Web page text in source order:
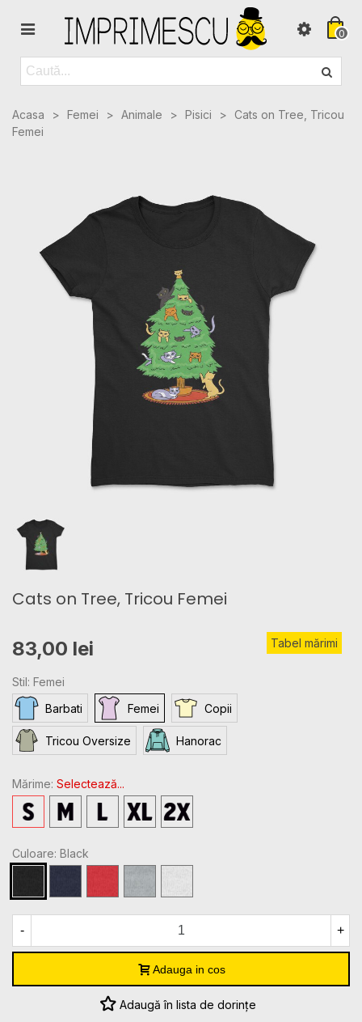
0
Acasa > Femei > Animale > Pisici >
Cats on Tree, Tricou
Femei
Cats on Tree, Tricou Femei
83,00 lei Tabel mărimi
Stil: Femei
Barbati
Femei Copii
Tricou Oversize Hanorac
Mărime: Selectează...
M XL 2XL
Culoare: Black
- +
Adauga in cos
Adaugă în lista de dorințe